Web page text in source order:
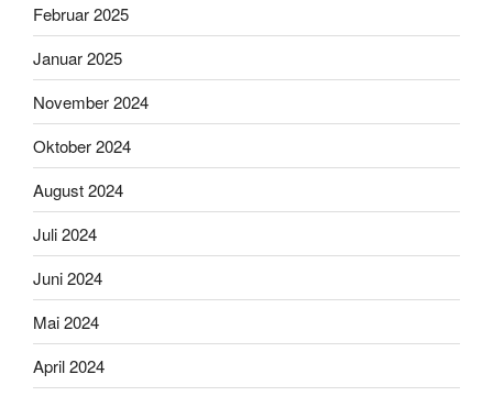
Februar 2025
Januar 2025
November 2024
Oktober 2024
August 2024
Juli 2024
Juni 2024
Mai 2024
April 2024